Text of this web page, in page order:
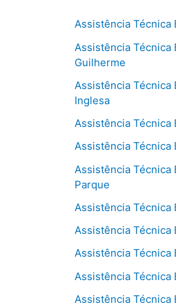
Assistência Técnica
Assistência Técnica
Guilherme
Assistência Técnica
Inglesa
Assistência Técnica
Assistência Técnica
Assistência Técnica
Parque
Assistência Técnica
Assistência Técnica
Assistência Técnica
Assistência Técnica
Assistência Técnica